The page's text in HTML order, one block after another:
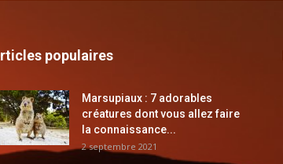
populaires
Marsupiaux : 7 adorables
créatures dont vous allez faire
la connaissance...
2 septembre 2021